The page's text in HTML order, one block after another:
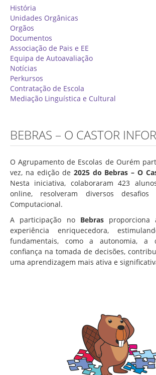
Oferta Formativa 2026/2027
Matrículas
Critérios Específicos de Avaliação
Ensino Profissionalizante
Horários
Educação Especial
Atividades do 1º Ciclo
Clubes & Projetos
Exames
Associação de Estudantes
Erasmus+
Calendário Escolar
Manuais Escolares
Horários
Serviços
Reprografias/Papelarias
História
Unidades Orgânicas
Orgãos
Documentos
Associação de Pais e EE
Equipa de Autoavaliação
Notícias
Perkursos
Contratação de Escola
Mediação Linguística e Cultural
BEBRAS – O CASTOR
O Agrupamento de Escolas de Ourém
vez, na edição de 2025 do Bebras – O
Nesta iniciativa, colaboraram 423
online, resolveram diversos desafios
Computacional.
A participação no Bebrasproporciona
experiência enriquecedora,
fundamentais, como a autonomia, a
confiança na tomada de decisões,
uma aprendizagem mais ativa e